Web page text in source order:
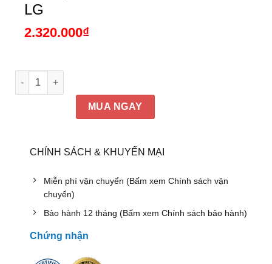
LG
2.320.000₫
Bàn học sinh chân sắt 190 BHS01-LG số lượng
MUA NGAY
CHÍNH SÁCH & KHUYẾN MẠI
Miễn phí vận chuyển (Bấm xem Chính sách vận
chuyển)
Bảo hành 12 tháng (Bấm xem Chính sách bảo hành)
Chứng nhận